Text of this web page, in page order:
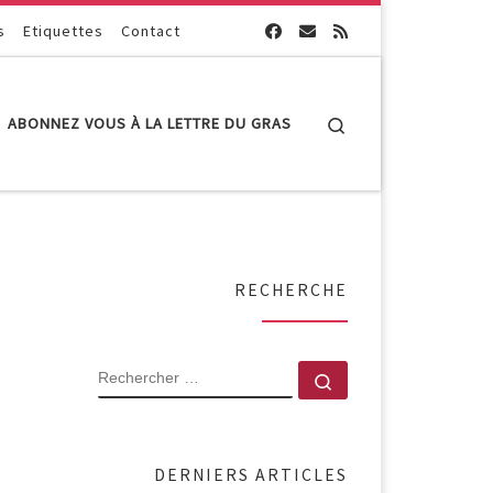
Etiquettes Contact
ABONNEZ VOUS À LA LETTRE DU GRAS
RECHERCHE
RECHERCHER
DERNIERS ARTICLES